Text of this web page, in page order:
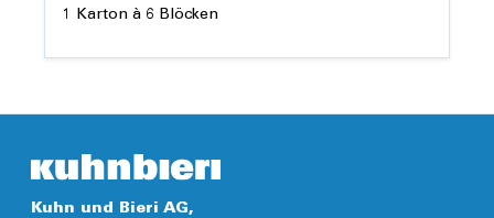
1 Karton à 6 Blöcken
Kuhn und Bieri AG,